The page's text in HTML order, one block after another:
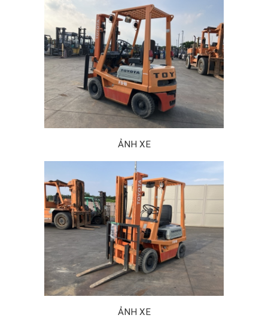
ẢNH XE
ẢNH XE